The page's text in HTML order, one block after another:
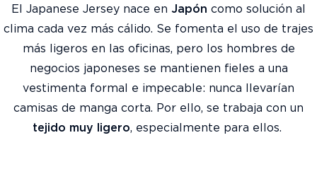
El Japanese Jersey nace en Japón como solución al
clima cada vez más cálido. ​Se fomenta el uso de trajes
más ligeros en las oficinas, pero los hombres de
negocios japoneses se mantienen fieles a una
vestimenta formal e impecable: nunca llevarían
camisas de manga corta. ​Por ello, se trabaja con un
tejido muy ligero, especialmente para ellos.